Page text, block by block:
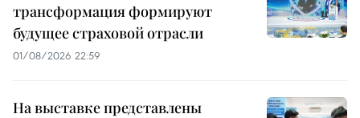
трансформация формируют
будущее страховой отрасли
01/08/2026 22:59
На выставке представлены